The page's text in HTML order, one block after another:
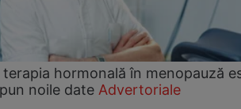
terapia hormonală în menopauză
noile date Advertoriale